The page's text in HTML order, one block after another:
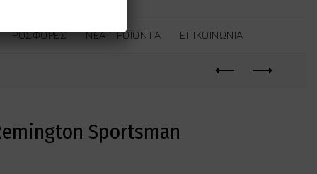
ΠΡΟΣΦΟΡΈΣ ΝΈΑ ΠΡΟΪΌΝΤΑ ΕΠΙΚΟΙΝΩΝΊΑ
Sportsman